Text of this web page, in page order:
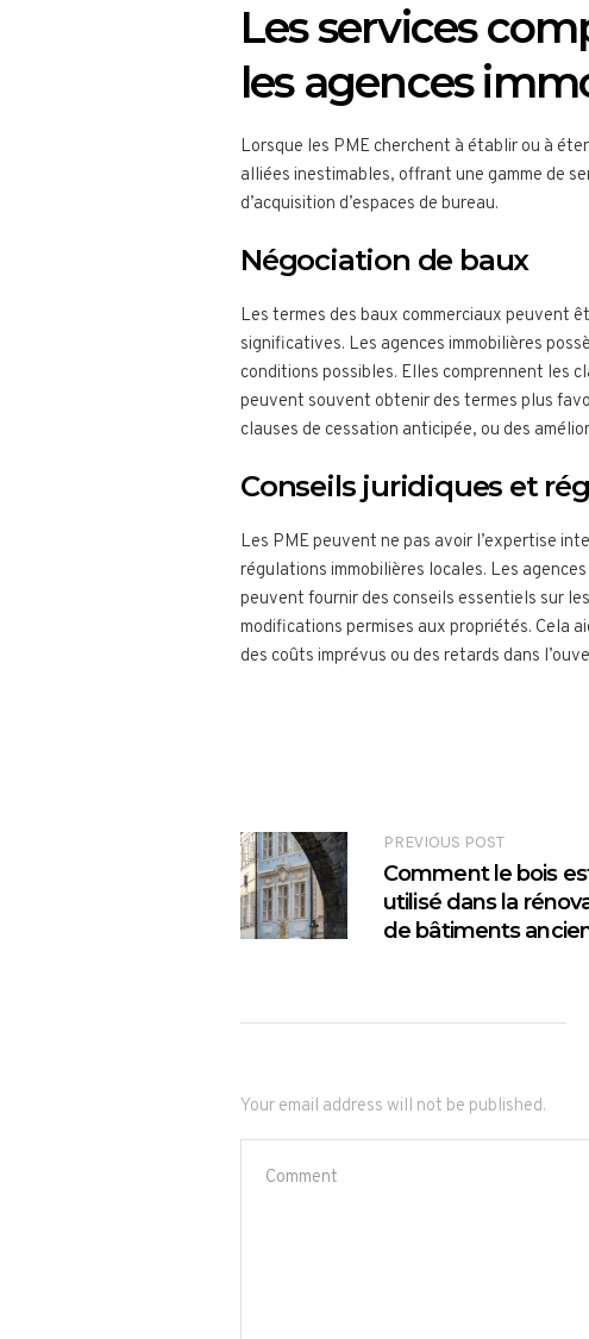
Les services
les agences
Lorsque les PME cherchent à établir ou à
alliées inestimables, offrant une gamme de
d’acquisition d’espaces de bureau.
Négociation de baux
Les termes des baux commerciaux peuvent
significatives. Les agences immobilières
conditions possibles. Elles comprennent les
peuvent souvent obtenir des termes plus
clauses de cessation anticipée, ou des
Conseils juridiques et
Les PME peuvent ne pas avoir l’expertise
régulations immobilières locales. Les
peuvent fournir des conseils essentiels sur
modifications permises aux propriétés. Cela
des coûts imprévus ou des retards dans
PREVIOUS POST
Comment le bois
utilisé dans la
de bâtiments
Your email address will not be published.